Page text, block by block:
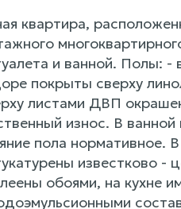
квартира,
и ванной. Полы:
покрыты сверху
листами ДВП
износ. В ванной
пола нормативное.
известково -
обоями, на кухне